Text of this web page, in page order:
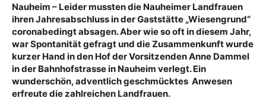
Nauheim – Leider mussten die Nauheimer Landfrauen
ihren Jahresabschluss in der Gaststätte „Wiesengrund“
coronabedingt absagen. Aber wie so oft in diesem Jahr,
war Spontanität gefragt und die Zusammenkunft wurde
kurzer Hand in den Hof der Vorsitzenden Anne Dammel
in der Bahnhofstrasse in Nauheim verlegt. Ein
wunderschön, adventlich geschmücktes Anwesen
erfreute die zahlreichen Landfrauen.